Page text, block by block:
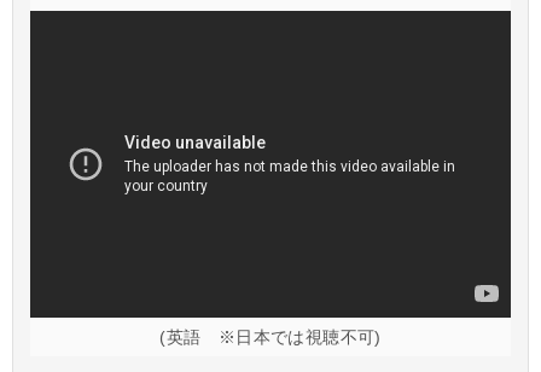
(英語 ※日本では視聴不可)